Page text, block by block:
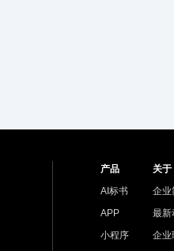
产品
AI标书
APP
小程序
关于
企业
最新
企业